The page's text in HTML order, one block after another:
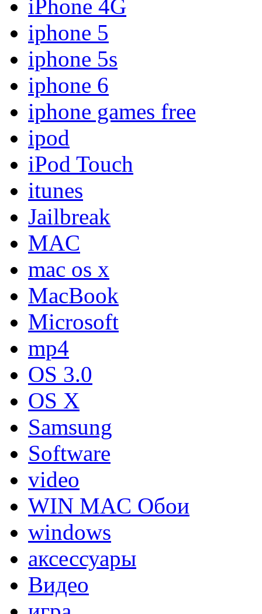
iPhone 4G
iphone 5
iphone 5s
iphone 6
iphone games free
ipod
iPod Touch
itunes
Jailbreak
MAC
mac os x
MacBook
Microsoft
mp4
OS 3.0
OS X
Samsung
Software
video
WIN MAC Обои
windows
аксессуары
Видео